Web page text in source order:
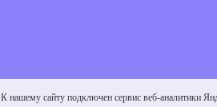
К нашему сайту подключен сервис веб-аналитики